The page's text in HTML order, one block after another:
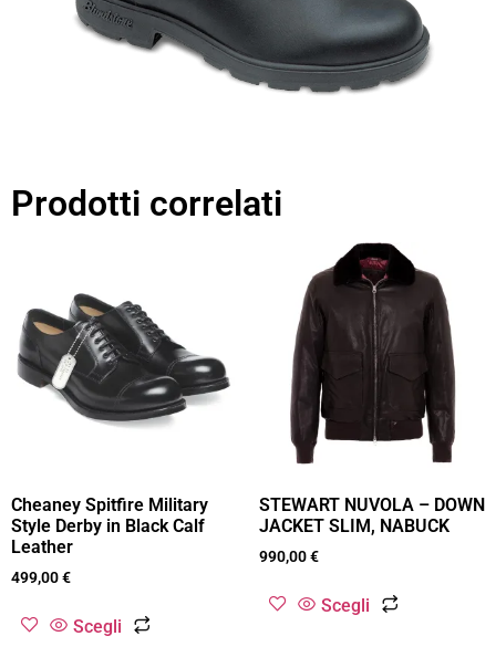
Prodotti correlati
Cheaney Spitfire Military
Style Derby in Black Calf
Leather
499,00€
Scegli
STEWART NUVOLA – DOWN
JACKET SLIM, NABUCK
990,00€
Scegli